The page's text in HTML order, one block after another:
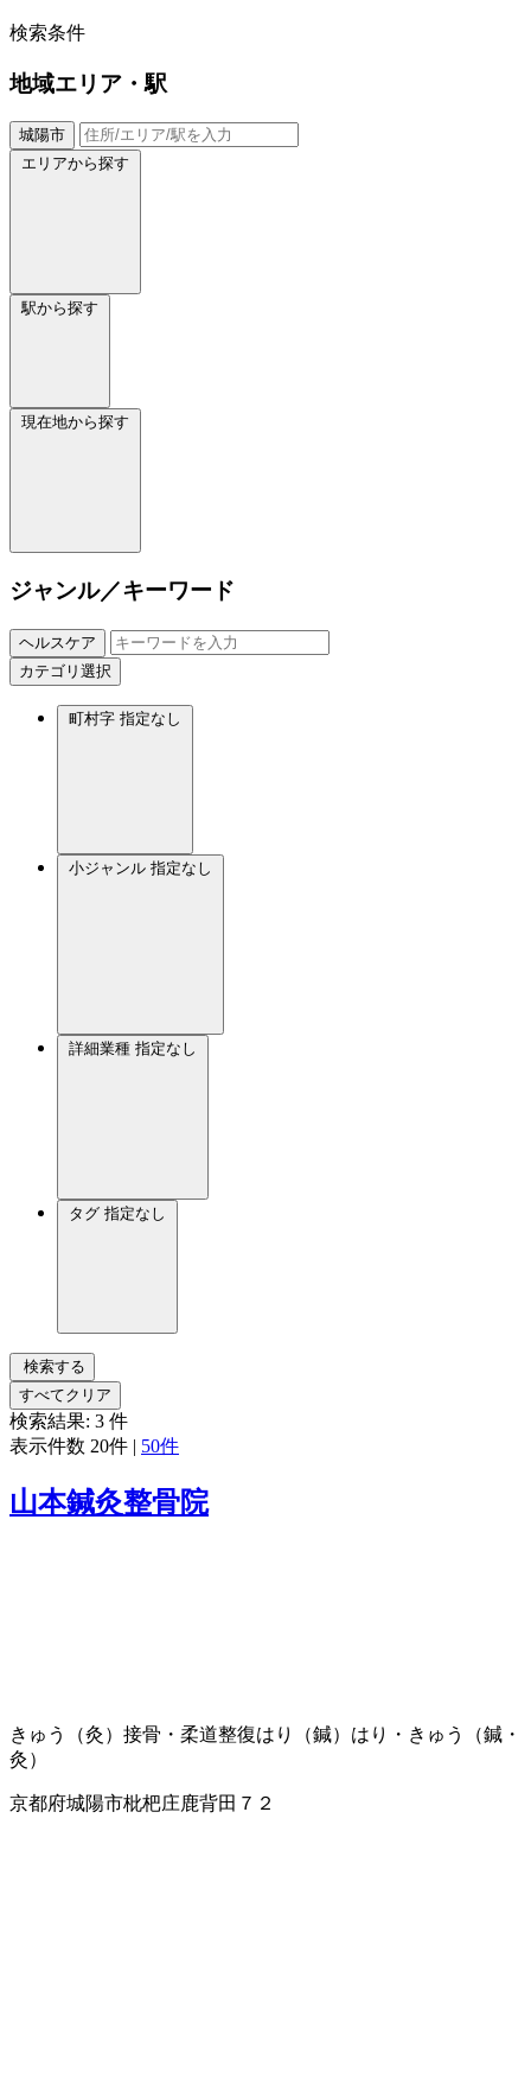
検索条件
地域エリア・駅
城陽市
エリアから探す
駅から探す
現在地から探す
ジャンル／キーワード
ヘルスケア
カテゴリ選択
町村字 指定なし
小ジャンル 指定なし
詳細業種 指定なし
タグ 指定なし
検索する
すべてクリア
検索結果: 3 件
表示件数 20件 | 50件
山本鍼灸整骨院
きゅう（灸） 接骨・柔道整復はり（鍼） はり・きゅう（鍼・
灸）
京都府城陽市枇杷庄鹿背田７２